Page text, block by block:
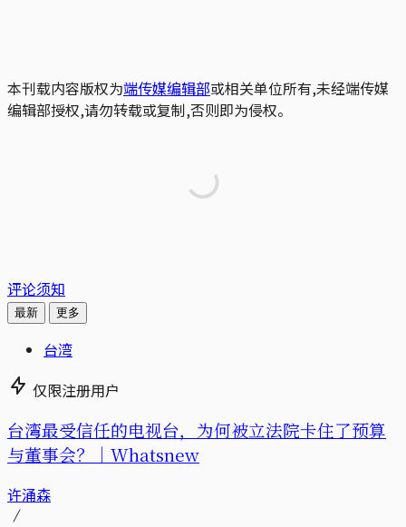
本刊载内容版权为端传媒编辑部或相关单位所有,未经端传媒
编辑部授权,请勿转载或复制,否则即为侵权。
评论须知
最新 更多
台湾
仅限注册用户
台湾最受信任的电视台，为何被立法院卡住了预算
与董事会？｜Whatsnew
许涌森